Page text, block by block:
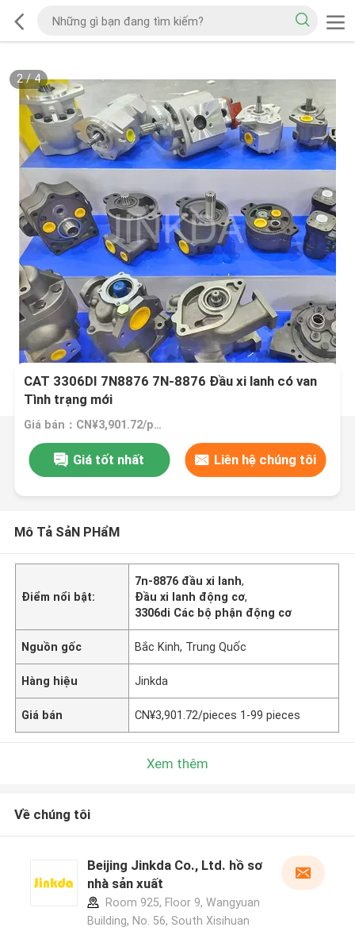
2/4
CAT 3306DI 7N8876 7N-8876 Đầu xi lanh có van
Tình trạng mới
Giá bán：CN¥3,901.72/pieces 1-99 pieces
Giá tốt nhất Liên hệ chúng tôi
Mô Tả SảN PHẩM
Điểm nổi bật:
7n-8876 đầu xi lanh,
Đầu xi lanh động cơ,
3306di Các bộ phận động cơ
Nguồn gốc Bắc Kinh, Trung Quốc
Hàng hiệu Jinkda
Giá bán CN¥3,901.72/pieces 1-99 pieces
Xem thêm
Về chúng tôi
Beijing Jinkda Co., Ltd. hồ sơ
nhà sản xuất
Room 925, Floor 9, Wangyuan
Building, No. 56, South Xisihuan